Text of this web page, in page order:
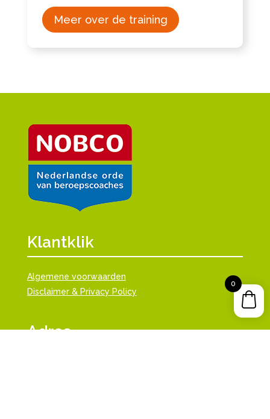
Meer over de training
Klantklik
Algemene voorwaarden
Disclaimer & Privacy Policy
Adres
0